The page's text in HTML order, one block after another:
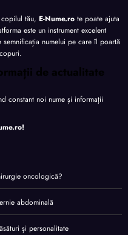
tău, E-Nume.ro te poate ajuta
este un instrument excelent
numelui pe care îl poartă
de actualitate
constant noi nume și informații
!
oncologică?
abdominală
și personalitate